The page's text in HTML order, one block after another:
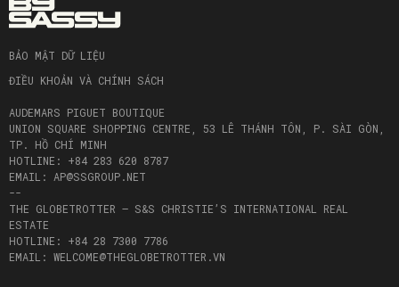
BẢO MẬT DỮ LIỆU
ĐIỀU KHOẢN VÀ CHÍNH SÁCH
AUDEMARS PIGUET BOUTIQUE
UNION SQUARE SHOPPING CENTRE, 53 LÊ THÁNH TÔN, P. SÀI GÒN,
TP. HỒ CHÍ MINH
HOTLINE: +84 283 620 8787
EMAIL: AP@SSGROUP.NET
--
THE GLOBETROTTER – S&S CHRISTIE’S INTERNATIONAL REAL
ESTATE
HOTLINE: +84 28 7300 7786
EMAIL: WELCOME@THEGLOBETROTTER.VN